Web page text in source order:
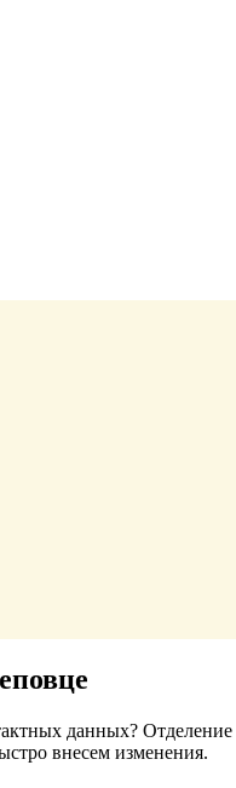
данных? Отделение
внесем изменения.